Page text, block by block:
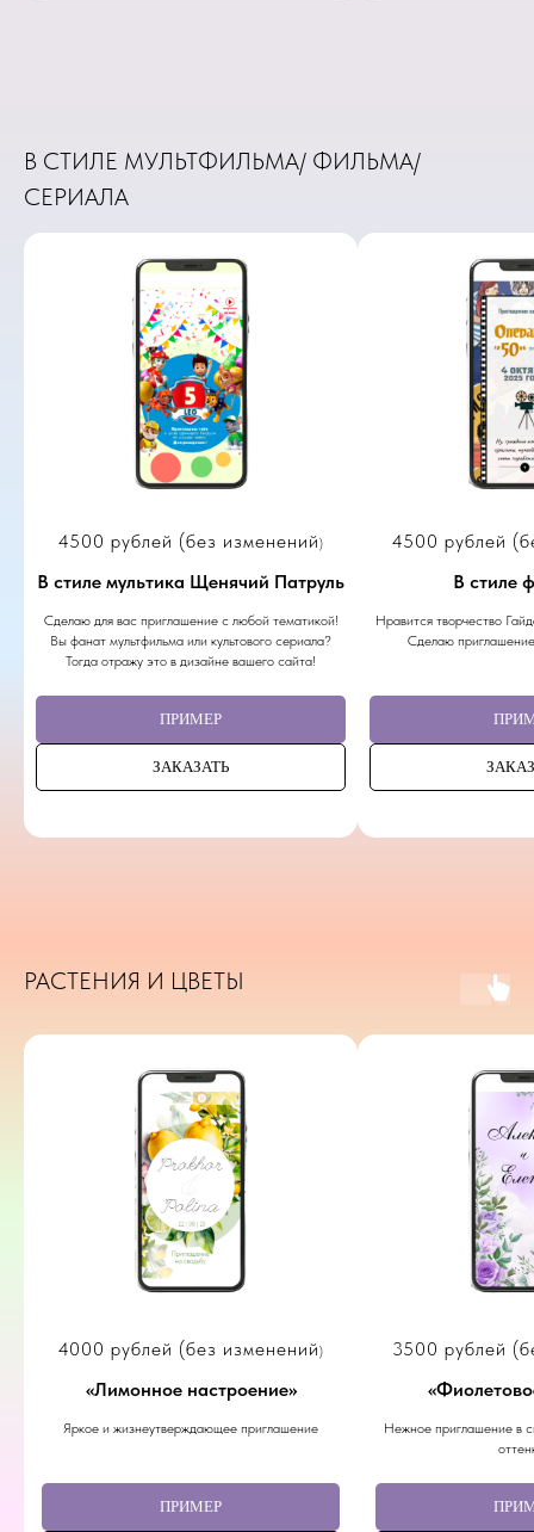
В СТИЛЕ МУЛЬТФИЛЬМА/ ФИЛЬМА/
СЕРИАЛА
4500 рублей (без изменений)
В стиле мультика Щенячий Патруль
Сделаю для вас приглашение с любой тематикой!
Вы фанат мультфильма или культового сериала?
Тогда отражу это в дизайне вашего сайта!
ПРИМЕР
ЗАКАЗАТЬ
4500 рублей
В стиле
Нравится творчество
Сделаю
РАСТЕНИЯ И ЦВЕТЫ
4000 рублей (без изменений)
«Лимонное настроение»
Яркое и жизнеутверждающее приглашение
ПРИМЕР
3500 рублей
«
Нежное приглашение в